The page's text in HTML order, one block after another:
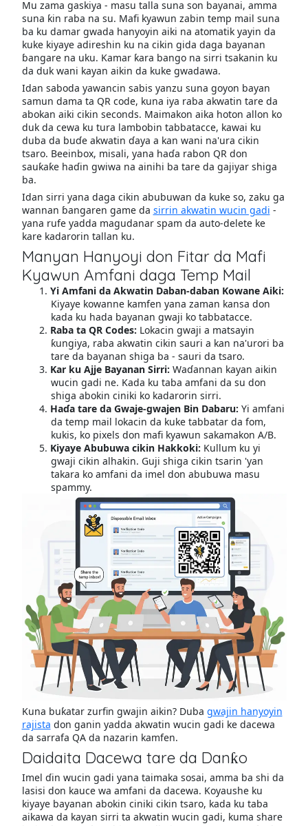
Mu zama gaskiya - masu talla suna son bayanai, amma
suna ƙin raba na su. Mafi kyawun zabin temp mail suna
ba ku damar gwada hanyoyin aiki na atomatik yayin da
kuke kiyaye adireshin ku na cikin gida daga bayanan
ɓangare na uku. Kamar ƙara bango na sirri tsakanin ku
da duk wani kayan aikin da kuke gwadawa.
Idan saboda yawancin sabis yanzu suna goyon bayan
samun dama ta QR code, kuna iya raba akwatin tare da
abokan aiki cikin seconds. Maimakon aika hoton allon ko
duk da cewa ku tura lambobin tabbatacce, kawai ku
duba da buɗe akwatin ɗaya a kan wani na'ura cikin
tsaro. Beeinbox, misali, yana haɗa rabon QR don
sauƙaƙe haɗin gwiwa na ainihi ba tare da gajiyar shiga
ba.
Idan sirri yana daga cikin abubuwan da kuke so, zaku ga
wannan ɓangaren game da sirrin akwatin wucin gadi -
yana rufe yadda magudanar spam da auto-delete ke
kare kadarorin tallan ku.
Manyan Hanyoyi don Fitar da Mafi
Kyawun Amfani daga Temp Mail
Yi Amfani da Akwatin Daban-daban Kowane Aiki:
Kiyaye kowanne kamfen yana zaman kansa don
kada ku hada bayanan gwaji ko tabbatacce.
Raba ta QR Codes: Lokacin gwaji a matsayin
ƙungiya, raba akwatin cikin sauri a kan na'urori ba
tare da bayanan shiga ba - sauri da tsaro.
Kar ku Ajje Bayanan Sirri: Waɗannan kayan aikin
wucin gadi ne. Kada ku taba amfani da su don
shiga abokin ciniki ko kadarorin sirri.
Haɗa tare da Gwaje-gwajen Bin Dabaru: Yi amfani
da temp mail lokacin da kuke tabbatar da fom,
kukis, ko pixels don mafi kyawun sakamakon A/B.
Kiyaye Abubuwa cikin Hakkoki: Kullum ku yi
gwaji cikin alhakin. Guji shiga cikin tsarin 'yan
takara ko amfani da imel don abubuwa masu
spammy.
Kuna buƙatar zurfin gwajin aikin? Duba gwajin hanyoyin
rajista don ganin yadda akwatin wucin gadi ke dacewa
da sarrafa QA da nazarin kamfen.
Daidaita Dacewa tare da Danƙo
Imel ɗin wucin gadi yana taimaka sosai, amma ba shi da
lasisi don kauce wa amfani da dacewa. Koyaushe ku
kiyaye bayanan abokin ciniki cikin tsaro, kada ku taba
aikawa da kayan sirri ta akwatin wucin gadi, kuma share